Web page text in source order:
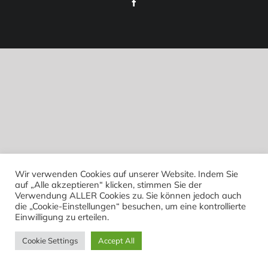
Wir verwenden Cookies auf unserer Website. Indem Sie
auf „Alle akzeptieren“ klicken, stimmen Sie der
Verwendung ALLER Cookies zu. Sie können jedoch auch
die „Cookie-Einstellungen“ besuchen, um eine kontrollierte
Einwilligung zu erteilen.
Cookie Settings Accept All